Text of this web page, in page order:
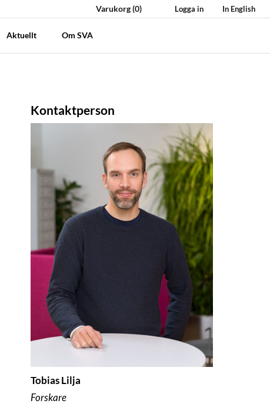
Varukorg(0) Logga in In English
Aktuellt Om SVA
Kontaktperson
Tobias Lilja
Forskare